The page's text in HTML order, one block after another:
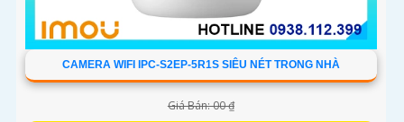
CAMERA WIFI IPC-S2EP-5R1S SIÊU NÉT TRONG NHÀ
Giá Bán: 00 ₫